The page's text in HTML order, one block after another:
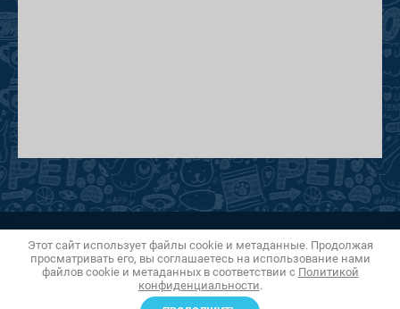
Этот сайт использует файлы cookie и метаданные. Продолжая
просматривать его, вы соглашаетесь на использование нами
файлов cookie и метаданных в соответствии с Политикой
конфиденциальности.
Copyright © 2015 - 2026
СФИНКС ветеринарный центр
Политика конфиденциальности